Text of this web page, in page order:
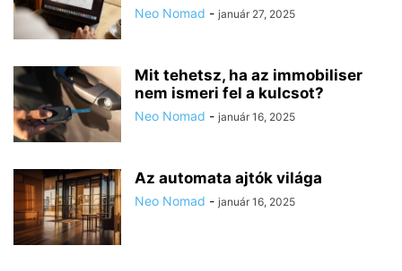
Neo Nomad - január 27, 2025
Mit tehetsz, ha az immobiliser
nem ismeri fel a kulcsot?
Neo Nomad - január 16, 2025
Az automata ajtók világa
Neo Nomad - január 16, 2025